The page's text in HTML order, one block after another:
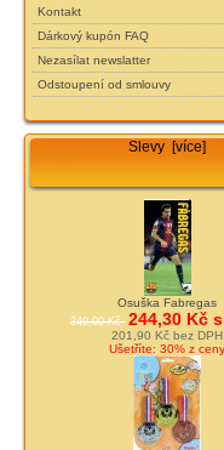
Kontakt
Dárkový kupón FAQ
Nezasílat newslatter
Odstoupení od smlouvy
Slevy [více]
Osuška Fabregas
349,00 Kč 244,30 Kč
201,90 Kč bez DPH
Ušetříte: 30% z ceny